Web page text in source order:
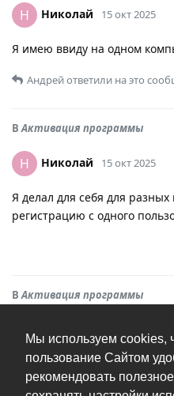
Мы используем cookies,
пользование Сайтом
рекомендовать
Н Николай 15 окт 2025
Я имею ввиду на одном
Андрейответили на это
ВАктивация программы
Н Николай 15 окт 2025
Я делал для себя для
регистрацию с одного
ВАктивация программы
Н
Купил лицензию на 5
лицензию на 3